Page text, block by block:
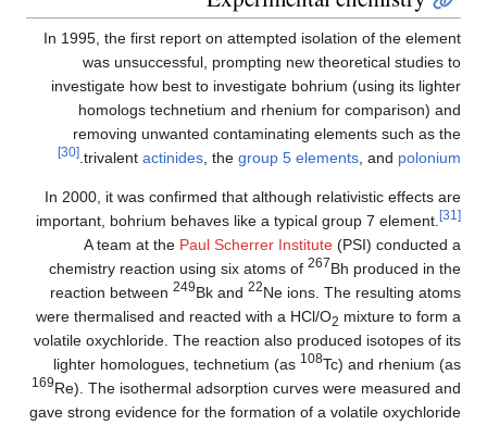
In 1995, the first report on attempted isolation of the element
was unsuccessful, prompting new theoretical studies to
investigate how best to investigate bohrium (using its lighter
homologs technetium and rhenium for comparison) and
removing unwanted contaminating elements such as the
trivalent actinides , the group 5 elements , and polonium
[30]
In 2000, it was confirmed that although relativistic effects are
important, bohrium behaves like a typical group 7 element.
[31]
A team at the Paul Scherrer Institute (PSI) conducted a
chemistry reaction using six atoms of 267Bh produced in the
reaction between 249Bk and 22Ne ions. The resulting atoms
were thermalised and reacted with a HCl/O2 mixture to form a
volatile oxychloride. The reaction also produced isotopes of its
lighter homologues, technetium (as 108Tc) and rhenium (as
169Re). The isothermal adsorption curves were measured and
gave strong evidence for the formation of a volatile oxychloride